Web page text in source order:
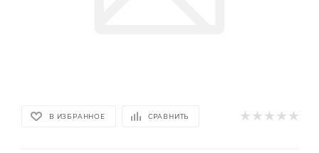
В ИЗБРАННОЕ СРАВНИТЬ